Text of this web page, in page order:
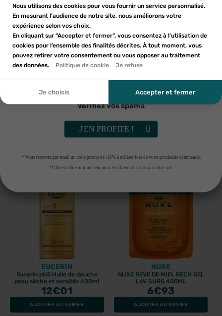
LA ROCHE-POSAY
pain dermatologique 150gr
PRODIGIEUX
27
EUCERIN
Eucerin pH5 Huile de douche
peau sèche et sensible 400ml
12€01
AJOUTER AU PANIER
NUXE
NUXE REVE DE MIEL RECH GEL
LAV SURG 400ML
6€93
AJOUTER AU PANIER
Ajouter à ma liste d'envies ×
add_circle_outline
Créer une nouvelle liste
Annuler
Créer une liste d'envies
liste d'envies.
Annuler
Connexion
Nous utilisons des cookies pour vous fournir un service personnalisé.
En mesurant l’audience de notre site, nous améliorons votre
expérience selon vos choix.
En cliquant sur “Accepter et fermer”, vous consentez à l’utilisation de
cookies pour l’ensemble des finalités décrites. À tout moment, vous
pouvez retirer votre consentement ou vous opposer au traitement
des données.
Politique de cookie Je refuse
Je choisis Accepter et fermer
d'une réduction sur votre première commande*
En soumettant ce formulaire, j'accepte que les
informations saisies soient utilisées dans le cadre de
ma demande et de la relation commerciale qui peut en
découler. Vous référer à la politique de confidentialité.
Vérifiez vos spams
J'EN PROFITE !
* Vous recevrez par email un code promo de -10% à utiliser lors de votre prochaine commande.
*Offre valable uniquement pour les clients inscrits sur notre site.